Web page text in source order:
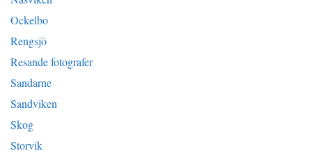
Ockelbo
Rengsjö
Resande fotografer
Sandarne
Sandviken
Skog
Storvik